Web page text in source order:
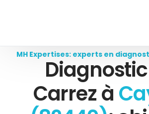
MH Expertises: experts en
Carrez à